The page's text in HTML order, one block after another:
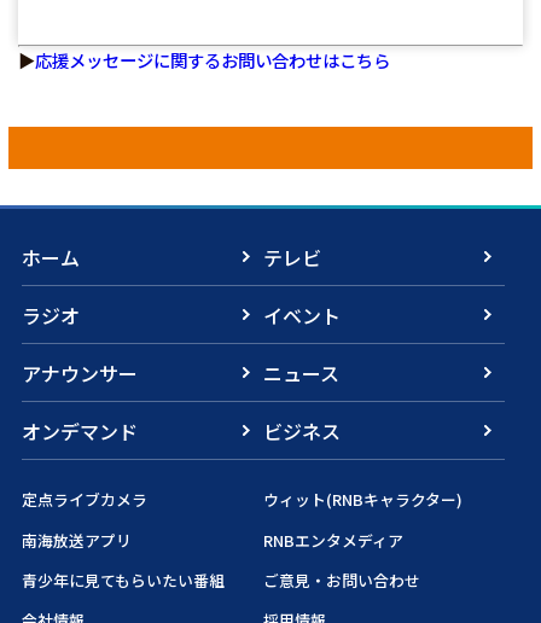
▶応援メッセージに関するお問い合わせはこちら
ホーム
テレビ
ラジオ
イベント
アナウンサー
ニュース
オンデマンド
ビジネス
定点ライブカメラ
ウィット(RNBキャラクター)
南海放送アプリ
RNBエンタメディア
青少年に見てもらいたい番組
ご意見・お問い合わせ